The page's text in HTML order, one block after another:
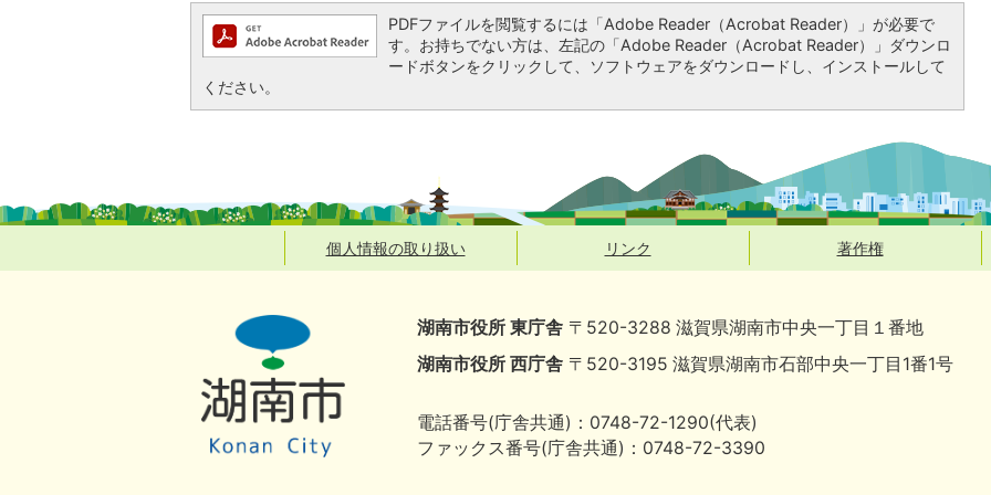
PDFファイルを閲覧するには「Adobe Reader（Acrobat Reader）」が必要で
す。お持ちでない方は、左記の「Adobe Reader（Acrobat Reader）」ダウンロ
ードボタンをクリックして、ソフトウェアをダウンロードし、インストールして
ください。
個人情報の取り扱い リンク 著作権
湖南市役所 東庁舎 〒520-3288 滋賀県湖南市中央一丁目１番地
湖南市役所 西庁舎 〒520-3195 滋賀県湖南市石部中央一丁目1番1号
電話番号(庁舎共通)：0748-72-1290(代表)
ファックス番号(庁舎共通)：0748-72-3390